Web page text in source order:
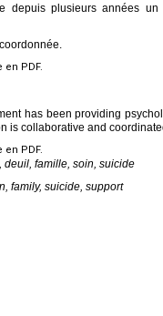
depuis plusieurs années
PDF.
has been providing
is collaborative and
PDF.
famille, soin, suicide
family, suicide, support